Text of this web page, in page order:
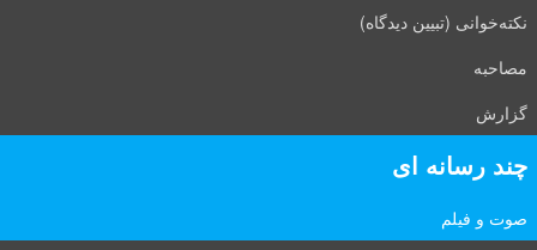
(تبیین دیدگاه)
رسانه ای
و فیلم